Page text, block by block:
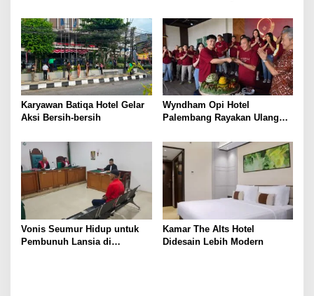
Karyawan Batiqa Hotel Gelar
Aksi Bersih-bersih
Wyndham Opi Hotel
Palembang Rayakan Ulang
Kepedulian Sosial
Vonis Seumur Hidup untuk
Pembunuh Lansia di
Kamar The Alts Hotel
Didesain Lebih Modern